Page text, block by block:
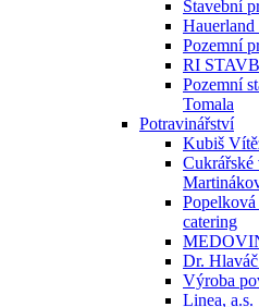
Stavební
Pozemní
RI
Pozemní
Tomala
Potravinářství
Kubiš
Cukrářské
Popelková
catering
Dr. Hlaváč
Výroba
Linea, a.s.